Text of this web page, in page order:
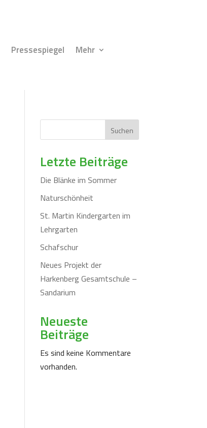
Pressespiegel Mehr
Suchen
Letzte Beiträge
Die Blänke im Sommer
Naturschönheit
St. Martin Kindergarten im
Lehrgarten
Schafschur
Neues Projekt der
Harkenberg Gesamtschule –
Sandarium
Neueste
Beiträge
Es sind keine Kommentare
vorhanden.